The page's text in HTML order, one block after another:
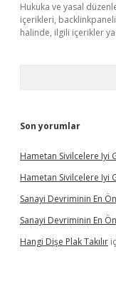
Hukuka ve yasal
içerikleri,
halinde, ilgili içerikler
Son yorumlar
Hametan Sivilcelere Iyi
Hametan Sivilcelere Iyi
Sanayi Devriminin En
Sanayi Devriminin En
Hangi Dişe Plak Takılır